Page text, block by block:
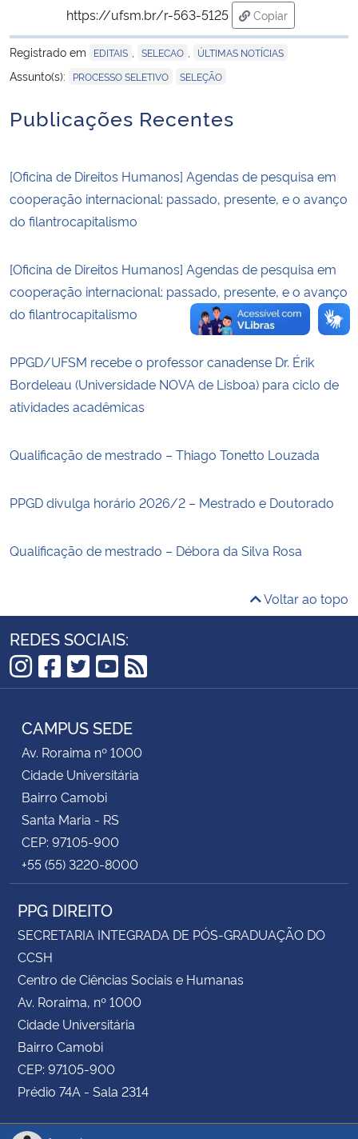
Controladoria-Geral da União
Ministério da Mulher, da Família e dos Direitos Humanos
Gabinete de Segurança Institucional
Advocacia-Geral da União
Banco Central do Brasil
Planalto
https://ufsm.br/r-563-5125
Copiar
para área de
Registrado em
EDITAIS SELECAO ÚLTIMAS NOTÍCIAS
Assunto(s): PROCESSO SELETIVO SELEÇÃO
Publicações Recentes
[Oficina de Direitos Humanos] Agendas de pesquisa em
cooperação internacional: passado, presente, e o avanço
do filantrocapitalismo
[Oficina de Direitos Humanos] Agendas de pesquisa em
cooperação internacional: passado, presente, e o avanço
do filantrocapitalismo
PPGD/UFSM recebe o professor canadense Dr. Érik
Bordeleau (Universidade NOVA de Lisboa) para ciclo de
atividades acadêmicas
Qualificação de mestrado – Thiago Tonetto Louzada
PPGD divulga horário 2026/2 – Mestrado e Doutorado
Qualificação de mestrado – Débora da Silva Rosa
Voltar ao topo
REDES SOCIAIS:
Instagram
Facebook
Twitter
YouTube
RSS
CAMPUS SEDE
Av. Roraima nº 1000
Cidade Universitária
Bairro Camobi
Santa Maria - RS
CEP: 97105-900
+55 (55) 3220-8000
PPG DIREITO
SECRETARIA INTEGRADA DE PÓS-GRADUAÇÃO DO
CCSH
Centro de Ciências Sociais e Humanas
Av. Roraima, nº 1000
Cidade Universitária
Bairro Camobi
CEP: 97105-900
Prédio 74A - Sala 2314